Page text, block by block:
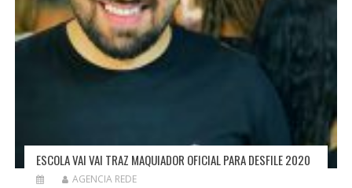
ESCOLA VAI VAI TRAZ MAQUIADOR OFICIAL PARA DESFILE 2020
AGENCIA REDE